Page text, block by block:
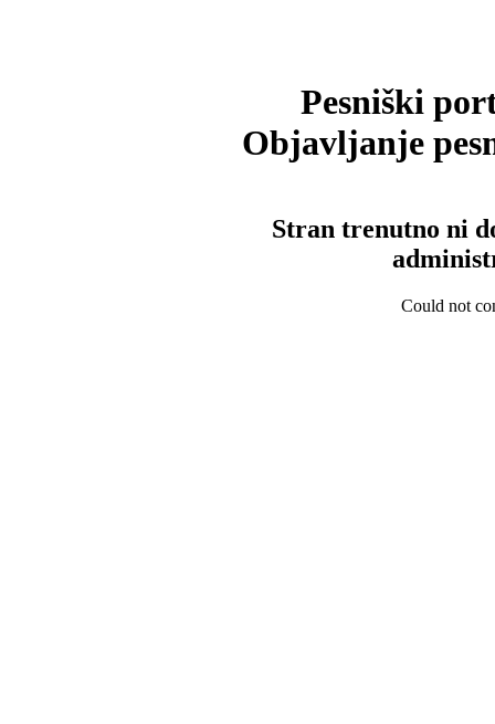
Pesniški
Objavljanje
Stran trenutno ni
Could not